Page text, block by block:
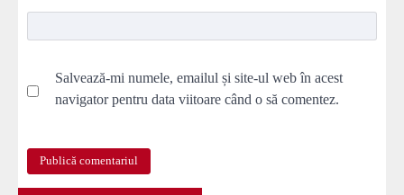
Salvează-mi numele, emailul și site-ul web în acest
navigator pentru data viitoare când o să comentez.